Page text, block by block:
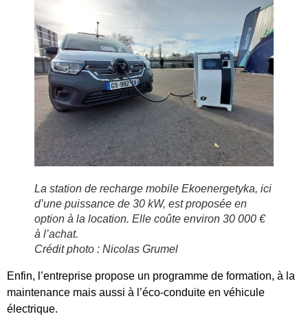
La station de recharge mobile Ekoenergetyka, ici
d’une puissance de 30 kW, est proposée en
option à la location. Elle coûte environ 30 000 €
à l’achat.
Crédit photo : Nicolas Grumel
Enfin, l’entreprise propose un programme de formation, à la
maintenance mais aussi à l’éco-conduite en véhicule
électrique.